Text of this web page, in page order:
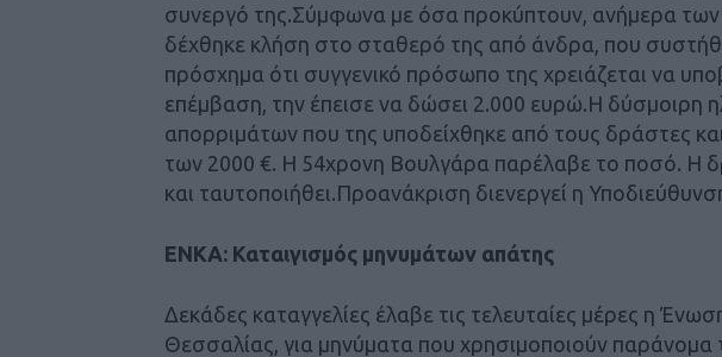
συνεργό της.Σύμφωνα με όσα προκύπτουν, ανήμερα
δέχθηκε κλήση στο σταθερό της από άνδρα, που
πρόσχημα ότι συγγενικό πρόσωπο της χρειάζεται να
επέμβαση, την έπεισε να δώσει 2.000 ευρώ.Η δύσμοιρη
απορριμάτων που της υποδείχθηκε από τους δράστες
των 2000 €. Η 54χρονη Βουλγάρα παρέλαβε το ποσό. Η
και ταυτοποιήθει.Προανάκριση διενεργεί η
ΕΝΚΑ: Καταιγισμός μηνυμάτων απάτης
Δεκάδες καταγγελίες έλαβε τις τελευταίες μέρες η
Θεσσαλίας, για μηνύματα που χρησιμοποιούν παράνομα